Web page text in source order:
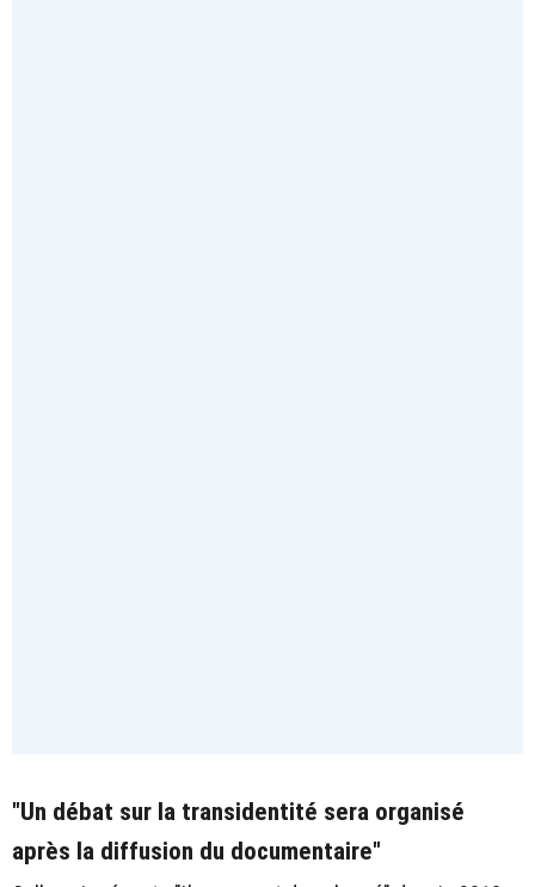
"Un débat sur la transidentité sera organisé
après la diffusion du documentaire"